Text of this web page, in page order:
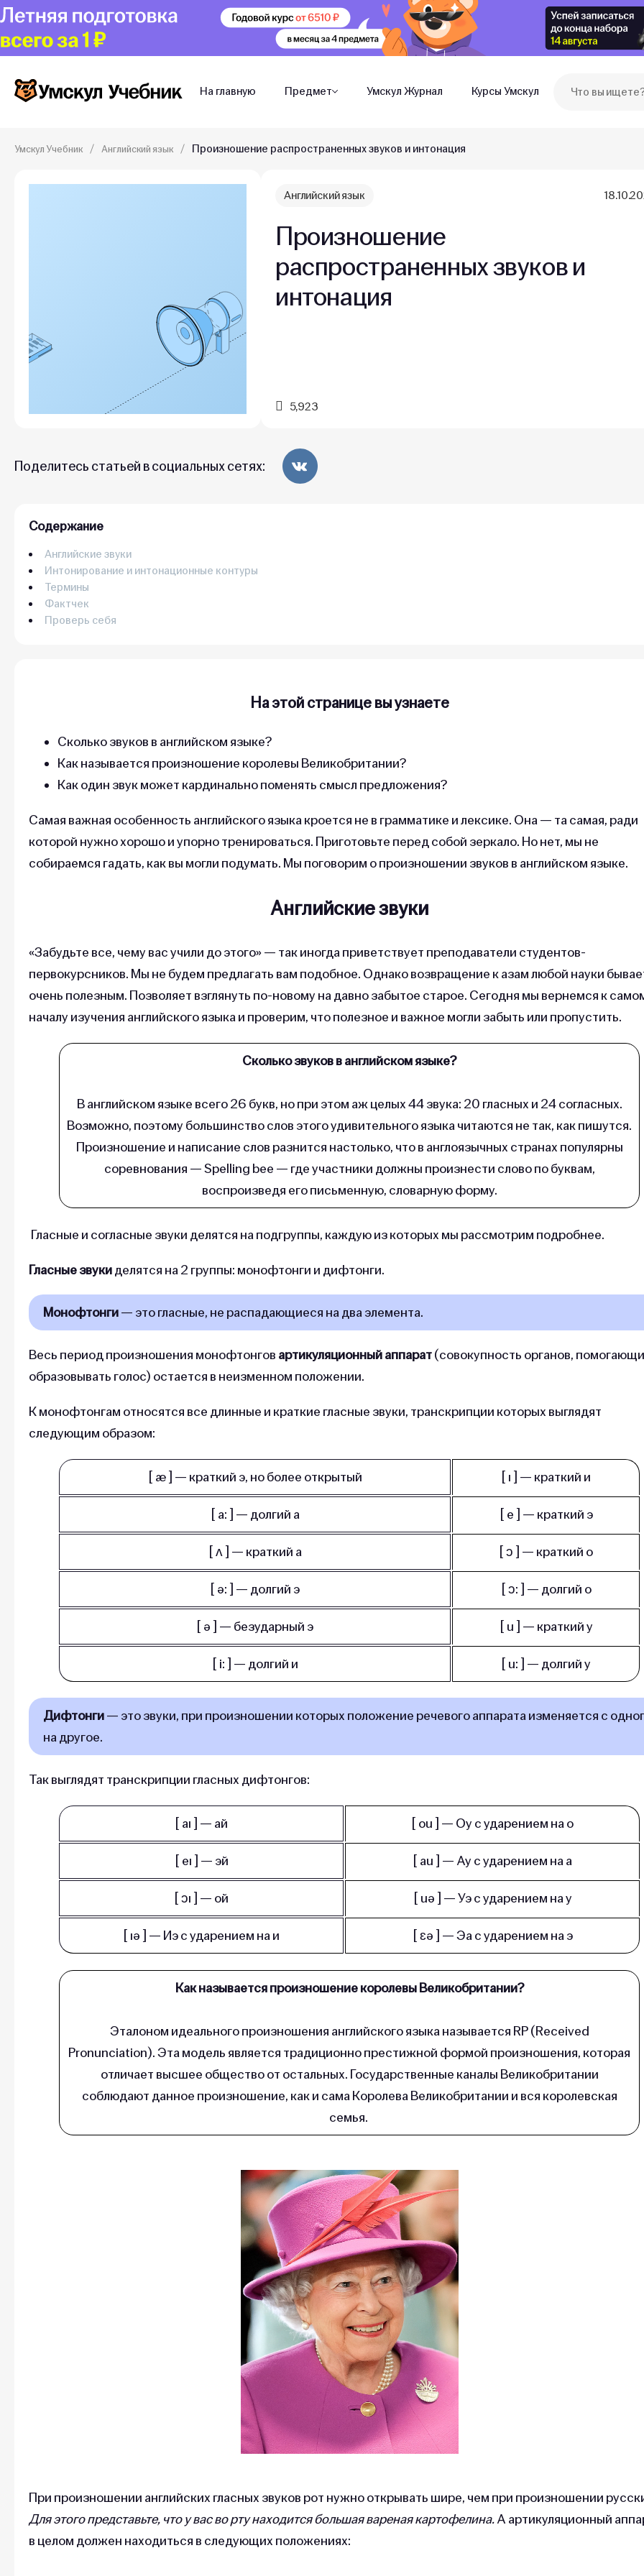
На главную Предмет Умскул Журнал Курсы Умскул
Умскул Учебник Английский язык Произношение распространенных звуков и интонация
Английский язык
Произношение
распространенных звуков и
интонация
5,923
Поделитесь статьей в социальных сетях:
Содержание
Английские звуки
Интонирование и интонационные контуры
Термины
Фактчек
Проверь себя
На этой странице вы узнаете
Сколько звуков в английском языке?
Как называется произношение королевы Великобритании?
Как один звук может кардинально поменять смысл предложения?
Самая важная особенность английского языка кроется не в грамматике и лексике. Она — та самая, ради
которой нужно хорошо и упорно тренироваться. Приготовьте перед собой зеркало. Но нет, мы не
собираемся гадать, как вы могли подумать. Мы поговорим о произношении звуков в английском языке.
Английские звуки
«Забудьте все, чему вас учили до этого» — так иногда приветствует преподаватели студентов-
первокурсников. Мы не будем предлагать вам подобное. Однако возвращение к азам любой науки
очень полезным. Позволяет взглянуть по-новому на давно забытое старое. Сегодня мы вернемся к
началу изучения английского языка и проверим, что полезное и важное могли забыть или пропустить.
Сколько звуков в английском языке?
В английском языке всего 26 букв, но при этом аж целых 44 звука: 20 гласных и 24 согласных.
Возможно, поэтому большинство слов этого удивительного языка читаются не так, как пишутся.
Произношение и написание слов разнится настолько, что в англоязычных странах популярны
соревнования — Spelling bee — где участники должны произнести слово по буквам,
воспроизведя его письменную, словарную форму.
Гласные и согласные звуки делятся на подгруппы, каждую из которых мы рассмотрим подробнее.
Гласные звукиделятся на 2 группы: монофтонги и дифтонги.
Монофтонги— это гласные, не распадающиеся на два элемента.
Весь период произношения монофтонгов артикуляционный аппарат(совокупность органов,
образовывать голос) остается в неизменном положении.
К монофтонгам относятся все длинные и краткие гласные звуки, транскрипции которых выглядят
следующим образом:
[ æ ] — краткий э, но более открытый [ ı ] — крат­кий и
[ a: ] — дол­гий а [ e ] — краткий э
[ ʌ ] — крат­кий а [ ɔ ] — крат­кий о
[ ə: ] — дол­гий э [ ɔ: ] — дол­гий о
[ ə ] — без­удар­ный э [ u ] — крат­кий у
[ i: ] — дол­гий и [ u: ] — дол­гий у
Дифтонги— это звуки, при произношении которых положение речевого аппарата изменяется с
на другое.
Так выглядят транскрипции гласных дифтонгов:
[ aı ] — ай [ ou ] — Оу с уда­ре­ни­ем на о
[ eı ] — эй [ au ] — Ау с уда­ре­ни­ем на а
[ ɔı ] — ой [ uə ] — Уэ с уда­ре­ни­ем на у
[ ıə ] — Иэ с уда­ре­ни­ем на и [ ɛə ] — Эа с уда­ре­ни­ем на э
Как называется произношение королевы Великобритании?
Эталоном идеального произношения английского языка называется RP (Received
Pronunciation). Эта модель является традиционно престижной формой произношения, которая
отличает высшее общество от остальных. Государственные каналы Великобритании
соблюдают данное произношение, как и сама Королева Великобритании и вся королевская
семья.
При произношении английских гласных звуков рот нужно открывать шире, чем при произношении
Для этого представьте, что у вас во рту находится большая вареная картофелина.А артикуляционный
в целом должен находиться в следующих положениях: